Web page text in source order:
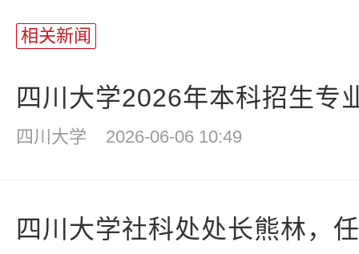
相关新闻
四川大学2026年本科招生专
四川大学 2026-06-06 10:49
四川大学社科处处长熊林，